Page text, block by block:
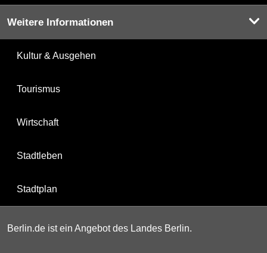
Weitere Informationen
Kultur & Ausgehen
Tourismus
Wirtschaft
Stadtleben
Stadtplan
Berlin.de ist ein Angebot des Landes Berlin.